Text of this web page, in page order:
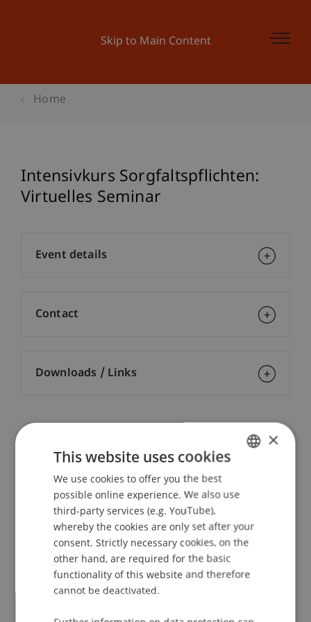
Skip to Main Content
Home
Intensivkurs Sorgfaltspflichten:
Virtuelles Seminar
Lecturers:
Lic. rer. pol. Esther Aggeler-Müller
Dr. Sylvia Susanna Freygner
Dr. iur. SiegfriedHerzog LL.M.
Mag. iur. Bettina Kern
BerndLochnerM.B.L. (HSG) / LL.M. (UFL)
Mag. Peter Mazzurana
Mag. Lukas Oberhammer
Dr. StephanOchsnerLL.M.
Lic. iur. Dorothea Rohlfing
Event details
Contact
Downloads / Links
ENGLISH
×
This website uses cookies
We use cookies to offer you the best
possible online experience. We also use
third-party services (e.g. YouTube),
whereby the cookies are only set after your
consent. Strictly necessary cookies, on the
other hand, are required for the basic
functionality of this website and therefore
cannot be deactivated.